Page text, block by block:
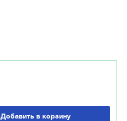
Добавить в корзину